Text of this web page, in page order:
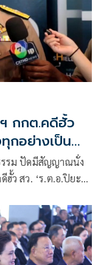
กกต.คดีฮั้ว
รรม ปัดมีสัญญาณนั่ง
ว สว. ‘ร.ต.อ.ปิยะ’